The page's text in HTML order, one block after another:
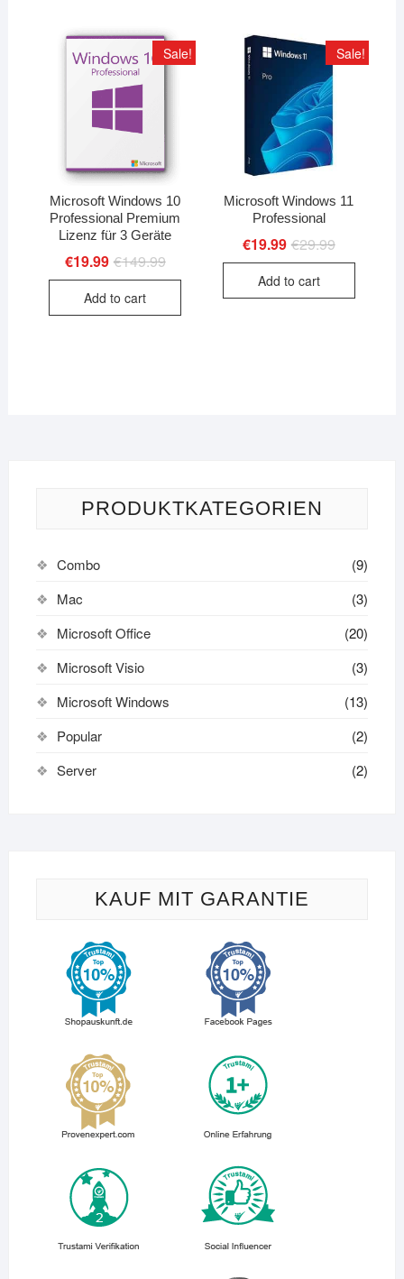
Sale!
Microsoft Windows 10
Professional Premium
Lizenz für 3 Geräte
€149.99Original
€19.99 Current
Add to cart
Sale!
Microsoft Windows 11
Professional
€29.99Original
€19.99 Current
Add to cart
PRODUKTKATEGORIEN
Combo
(9)
Mac
(3)
Microsoft Office
(20)
Microsoft Visio
(3)
Microsoft Windows
(13)
Popular
(2)
Server
(2)
KAUF MIT GARANTIE